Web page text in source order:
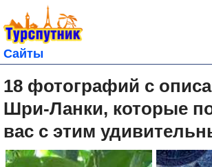
Сайты
18 фотографий с
Шри-Ланки, которые
вас с этим